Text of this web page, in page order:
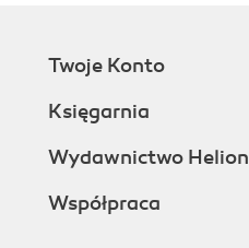
Twoje Konto
Księgarnia
Wydawnictwo Helion
Współpraca